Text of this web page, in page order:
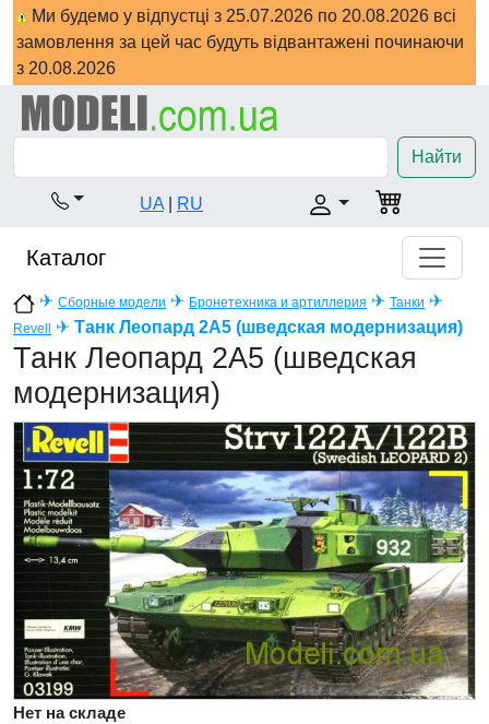
Ми будемо у відпустці з 25.07.2026 по 20.08.2026 всі
замовлення за цей час будуть відвантажені починаючи
з 20.08.2026
Найти
UA RU
Каталог
✈ Сборные модели ✈ Бронетехника и артиллерия ✈ Танки ✈
Revell ✈ Танк Леопард 2А5 (шведская модернизация)
Танк Леопард 2А5 (шведская
модернизация)
Нет на складе